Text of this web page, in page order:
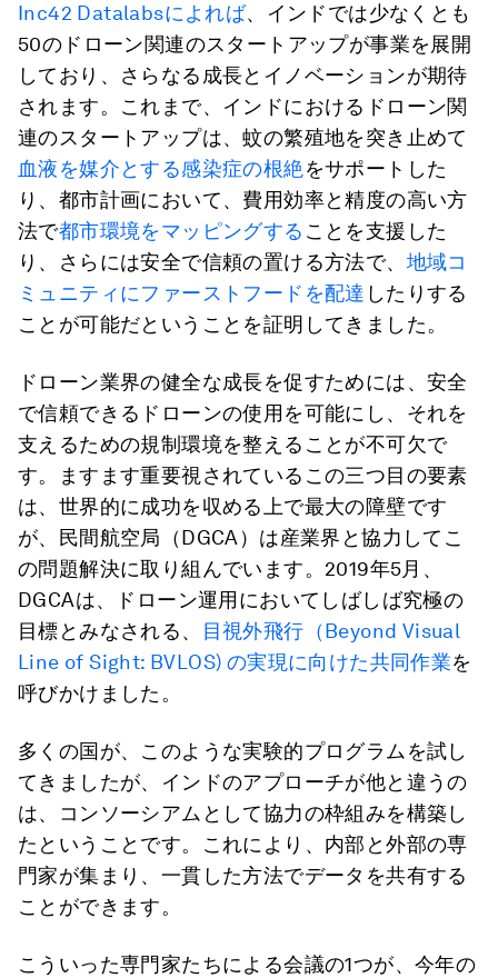
Inc42 Datalabsによれば、インドでは少なくとも
50のドローン関連のスタートアップが事業を展開
しており、さらなる成長とイノベーションが期待
されます。これまで、インドにおけるドローン関
連のスタートアップは、蚊の繁殖地を突き止めて
血液を媒介とする感染症の根絶をサポートした
り、都市計画において、費用効率と精度の高い方
法で都市環境をマッピングする ことを支援した
り、さらには安全で信頼の置ける方法で、 地域コ
ミュニティにファーストフードを配達 したりする
ことが可能だということを証明してきました。
ドローン業界の健全な成長を促すためには、安全
で信頼できるドローンの使用を可能にし、それを
支えるための規制環境を整えることが不可欠で
す。ますます重要視されているこの三つ目の要素
は、世界的に成功を収める上で最大の障壁です
が、民間航空局（DGCA）は産業界と協力してこ
の問題解決に取り組んでいます。2019年5月、
DGCAは、ドローン運用においてしばしば究極の
目標とみなされる、
目視外飛行（Beyond Visual
Line of Sight: BVLOS) の実現に向けた共同作業を
呼びかけました。
多くの国が、このような実験的プログラムを試し
てきましたが、インドのアプローチが他と違うの
は、コンソーシアムとして協力の枠組みを構築し
たということです。これにより、内部と外部の専
門家が集まり、一貫した方法でデータを共有する
ことができます。
こういった専門家たちによる会議の1つが、今年の